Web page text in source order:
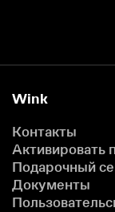
Wink
Контакты
Активировать
Подарочный
Документы